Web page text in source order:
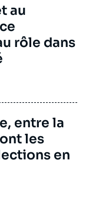
au
rôle dans
entre la
les
en